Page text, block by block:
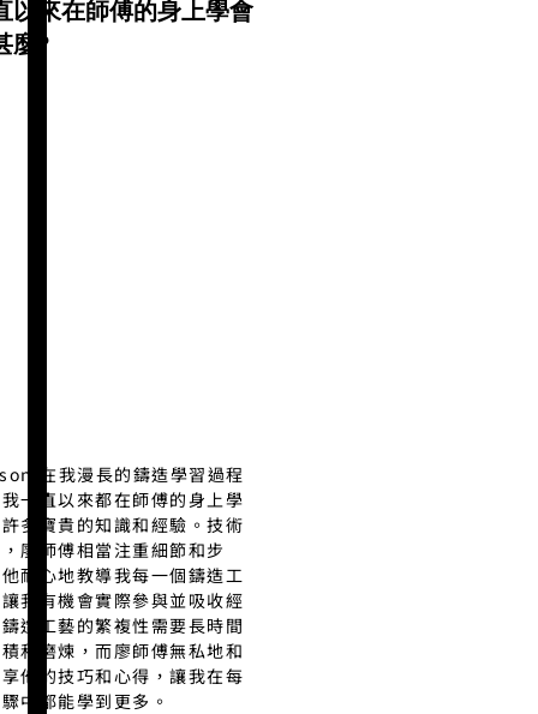
以來在師傅的身上學會
麼?
在我漫長的鑄造學習過程
一直以來都在師傅的身上學
多寶貴的知識和經驗。技術
廖師傅相當注重細節和步
耐心地教導我每一個鑄造工
我有機會實際參與並吸收經
造工藝的繁複性需要長時間
和磨煉，而廖師傅無私地和
他的技巧和心得，讓我在每
中都能學到更多。